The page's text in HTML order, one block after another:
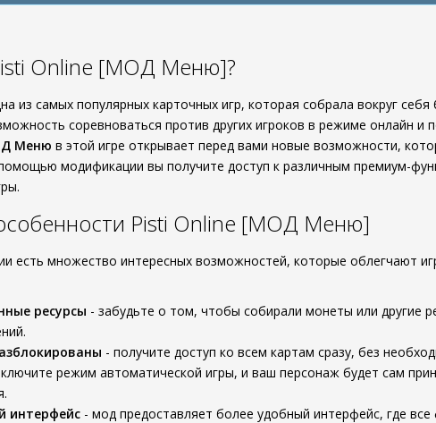
Online [МОД Меню]?
из самых популярных карточных игр, которая собрала вокруг
соревноваться против других игроков в режиме онлайн и
Меню в этой игре открывает перед вами новые возможности,
модификации вы получите доступ к различным премиум-
Pisti Online [МОД Меню]
есть множество интересных возможностей, которые облегчают
ресурсы - забудьте о том, чтобы собирали монеты или другие
- получите доступ ко всем картам сразу, без
режим автоматической игры, и ваш персонаж будет сам
интерфейс - мод предоставляет более удобный интерфейс, где